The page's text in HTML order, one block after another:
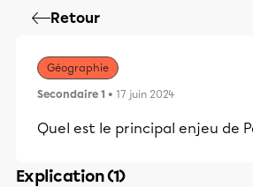
Retour
Géographie
Secondaire 1 • 17 juin 2024
Quel est le principal enjeu de
Explication (1)